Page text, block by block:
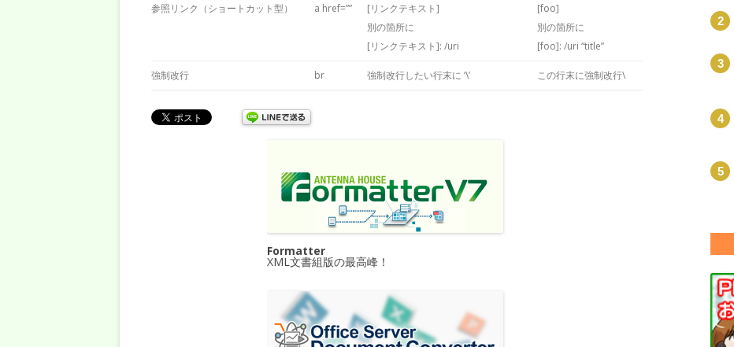
参照リンク（ショートカット型） a href=””
[リンクテキスト]
別の箇所に
[リンクテキスト]: /uri
[foo]
別の箇所に
[foo]: /uri “title”
強制改行 br 強制改行したい行末に ‘\’ この行末に強制改行\
Formatter
XML文書組版の最高峰！